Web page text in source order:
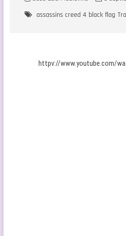
assassins creed 4 black flag
httpv://www.youtube.com/